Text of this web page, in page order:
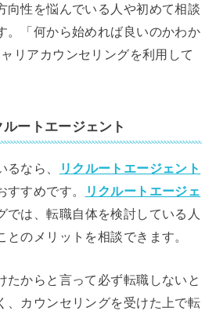
向性を悩んでいる人や初めて相談
。「何から始めれば良いのかわか
リアカウンセリングを利用して
ートエージェント
なら、
リクルートエージェント
すめです。
リクルートエージェ
では、転職自体を検討している人
のメリットを相談できます。
たからと言って必ず転職しないと
、カウンセリングを受けた上で転